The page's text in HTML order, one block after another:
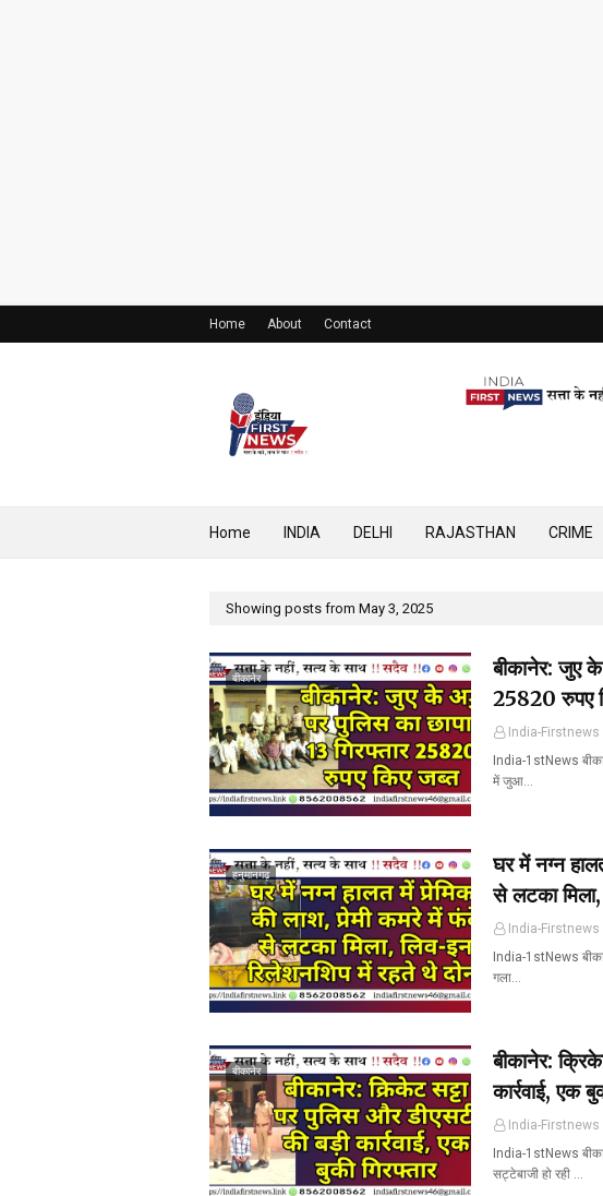
Home About Contact
Home INDIA DELHI RAJASTHAN CRIME
Showing posts from May 3, 2025
बीकानेर
बीकानेर: जुए
25820 रुपए
India-Firstnews
India-1stNews
में जुआ…
हनुमानगढ़
घर में नग्न
से लटका
India-Firstnews
India-1stNews
गला…
बीकानेर
बीकानेर:
कार्रवाई, एक
India-Firstnews
India-1stNews
सट्टेबाजी हो रही …